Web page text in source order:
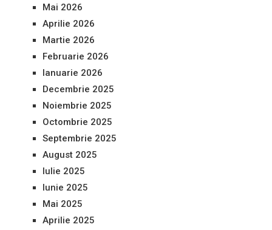
Mai 2026
Aprilie 2026
Martie 2026
Februarie 2026
Ianuarie 2026
Decembrie 2025
Noiembrie 2025
Octombrie 2025
Septembrie 2025
August 2025
Iulie 2025
Iunie 2025
Mai 2025
Aprilie 2025